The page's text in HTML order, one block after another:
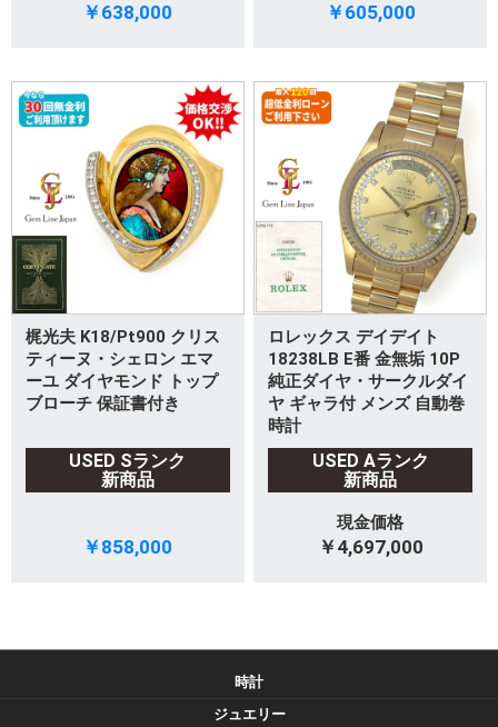
￥638,000 ￥605,000
梶光夫 K18/Pt900 クリス
ティーヌ・シェロン エマ
ーユ ダイヤモンド トップ
ブローチ 保証書付き
USED Sランク
新商品
￥858,000
ロレックス デイデイト
18238LB E番 金無垢 10P
純正ダイヤ・サークルダイ
ヤ ギャラ付 メンズ 自動巻
時計
USED Aランク
新商品
現金価格
￥4,697,000
時計
ジュエリー